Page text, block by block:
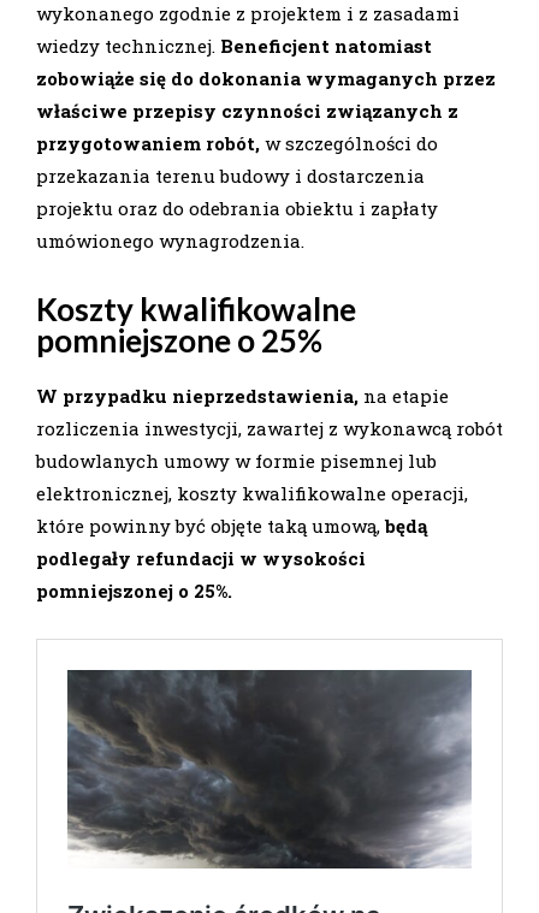
wykonanego zgodnie z projektem i z zasadami
wiedzy technicznej. Beneficjent natomiast
zobowiąże się do dokonania wymaganych przez
właściwe przepisy czynności związanych z
przygotowaniem robót, w szczególności do
przekazania terenu budowy i dostarczenia
projektu oraz do odebrania obiektu i zapłaty
umówionego wynagrodzenia.
Koszty kwalifikowalne
pomniejszone o 25%
W przypadku nieprzedstawienia, na etapie
rozliczenia inwestycji, zawartej z wykonawcą robót
budowlanych umowy w formie pisemnej lub
elektronicznej, koszty kwalifikowalne operacji,
które powinny być objęte taką umową,będą
podlegały refundacji w wysokości
pomniejszonej o 25%.